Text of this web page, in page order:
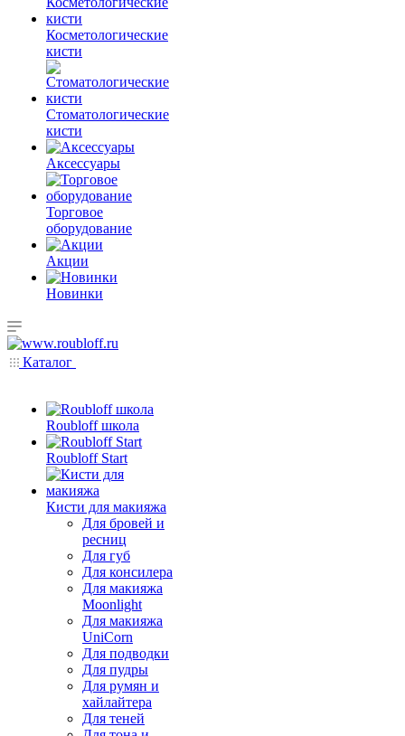
Косметологические
кисти
Стоматологические
кисти
Аксессуары
Торговое
оборудование
Акции
Новинки
Каталог
Roubloff школа
Roubloff Start
Кисти для макияжа
Для бровей и
ресниц
Для губ
Для консилера
Для макияжа
Moonlight
Для макияжа
UniCorn
Для подводки
Для пудры
Для румян и
хайлайтера
Для теней